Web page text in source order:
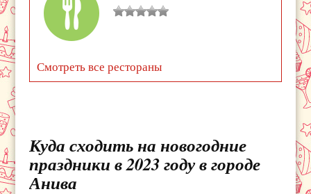
Смотреть все рестораны
Куда сходить на новогодние
праздники в 2023 году в городе
Анива